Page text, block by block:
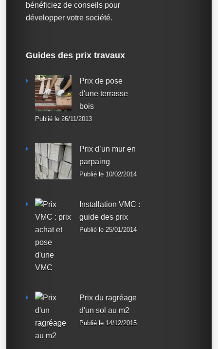
bénéficiez de conseils pour
développer votre société.
Guides des prix travaux
Prix de pose
d'une terrasse
bois
Publié le 26/11/2013
Prix d’un mur en
parpaing
Publié le 10/02/2014
Installation VMC :
guide des prix
Publié le 25/01/2014
Prix du ragréage
d'un sol au m2
Publié le 14/12/2015